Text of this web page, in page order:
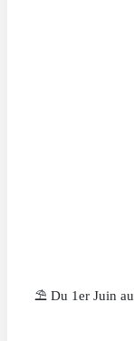
⛱ Du 1er Juin au